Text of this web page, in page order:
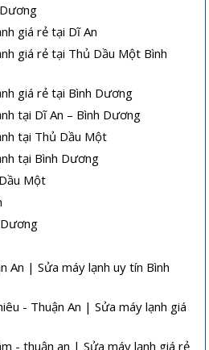
giá rẻ tại Dĩ An
giá rẻ tại Thủ Dầu Một Bình
giá rẻ tại Bình Dương
tại Dĩ An – Bình Dương
tại Thủ Dầu Một
tại Bình Dương
Một
An | Sửa máy lạnh uy tín Bình
- Thuận An | Sửa máy lạnh giá
- thuận an | Sửa máy lạnh giá rẻ